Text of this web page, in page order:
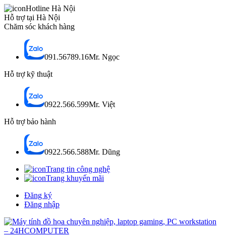
Hotline Hà Nội
Hỗ trợ tại Hà Nội
Chăm sóc khách hàng
091.56789.16Mr. Ngọc
Hỗ trợ kỹ thuật
0922.566.599Mr. Việt
Hỗ trợ bảo hành
0922.566.588Mr. Dũng
Trang tin công nghệ
Trang khuyến mãi
Đăng ký
Đăng nhập